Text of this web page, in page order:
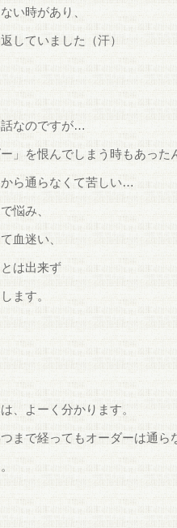
い時があり、
していました（汗）
なのですが…
」を恨んでしまう時もあった
ら通らなくて苦しい…
悩み、
血迷い、
は出来ず
ます。
、よーく分かります。
まで経ってもオーダーは通ら